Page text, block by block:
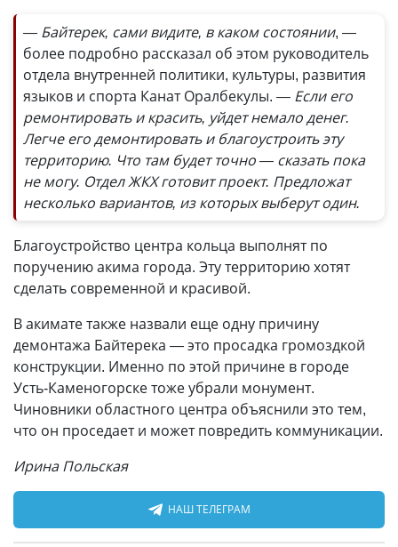
— Байтерек, сами видите, в каком состоянии, —
более подробно рассказал об этом руководитель
отдела внутренней политики, культуры, развития
языков и спорта Канат Оралбекулы. — Если его
ремонтировать и красить, уйдет немало денег.
Легче его демонтировать и благоустроить эту
территорию. Что там будет точно — сказать пока
не могу. Отдел ЖКХ готовит проект. Предложат
несколько вариантов, из которых выберут один.
Благоустройство центра кольца выполнят по
поручению акима города. Эту территорию хотят
сделать современной и красивой.
В акимате также назвали еще одну причину
демонтажа Байтерека — это просадка громоздкой
конструкции. Именно по этой причине в городе
Усть-Каменогорске тоже убрали монумент.
Чиновники областного центра объяснили это тем,
что он проседает и может повредить коммуникации.
Ирина Польская
НАШ ТЕЛЕГРАМ